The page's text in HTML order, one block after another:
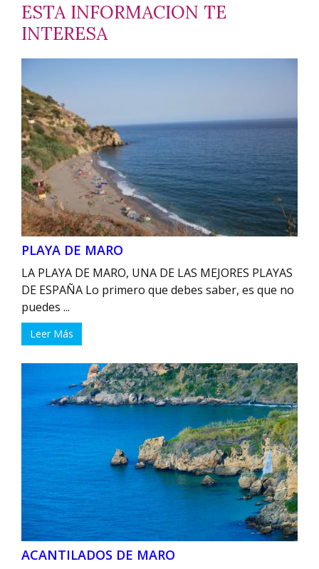
ESTA INFORMACION TE
INTERESA
PLAYA DE MARO
LA PLAYA DE MARO, UNA DE LAS MEJORES PLAYAS
DE ESPAÑA Lo primero que debes saber, es que no
puedes ...
Leer Más
ACANTILADOS DE MARO